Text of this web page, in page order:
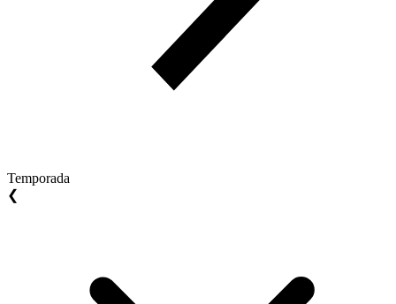
Temporada
❮